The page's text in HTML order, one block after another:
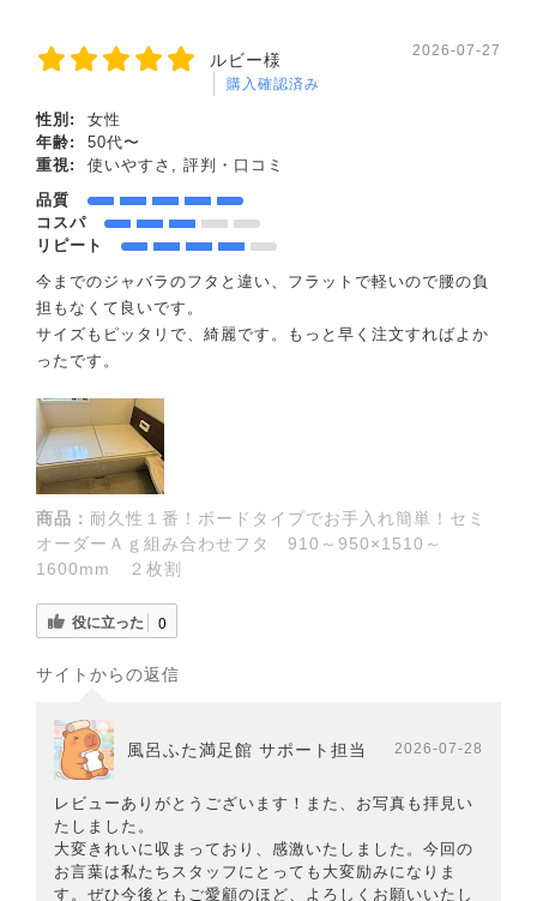
ルビー様
購入確認済み
2026-07-27
性別:
女性
年齢:
50代〜
重視:
使いやすさ, 評判・口コミ
品質
コスパ
リピート
今までのジャバラのフタと違い、フラットで軽いので腰の負
担もなくて良いです。
サイズもピッタリで、綺麗です。もっと早く注文すればよか
ったです。
商品： 耐久性１番！ボードタイプでお手入れ簡単！セミ
オーダーＡｇ組み合わせフタ 910～950×1510～
1600mm ２枚割
役に立った 0
サイトからの返信
風呂ふた満足館 サポート担当 2026-07-28
レビューありがとうございます！また、お写真も拝見い
たしました。
大変きれいに収まっており、感激いたしました。今回の
お言葉は私たちスタッフにとっても大変励みになりま
す。ぜひ今後ともご愛顧のほど、よろしくお願いいたし